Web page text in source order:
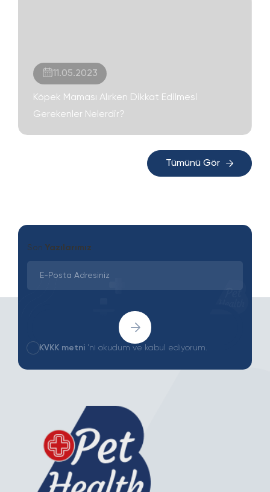
11.05.2023
Köpek Maması Alırken Dikkat Edilmesi
Gerekenler Nelerdir?
Tümünü Gör
Son Yazılarımız
KVKK metni 'ni okudum ve kabul ediyorum.